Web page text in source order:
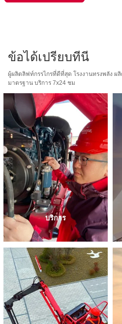
ข้อได้เปรียบที่นี่
ผู้ผลิตลิฟท์กรรไกรที่ดีที่สุด โรงงานทรงพลัง
มาตรฐาน บริการ 7x24 ชม
บริการ
HERED ให้การสนับสนุนผู้จัด
จำหน่ายของเราตลอด 24 ชั่วโมง 7
วันต่อสัปดาห์ ไม่ว่าคุณจะอยู่ที่ไหน
HERED มีโครงสร้างการสนับสนุน
เพื่อรักษาระดับคุณภาพและความน่า
เชื่อถือที่คุณคาดหวังจาก HERED